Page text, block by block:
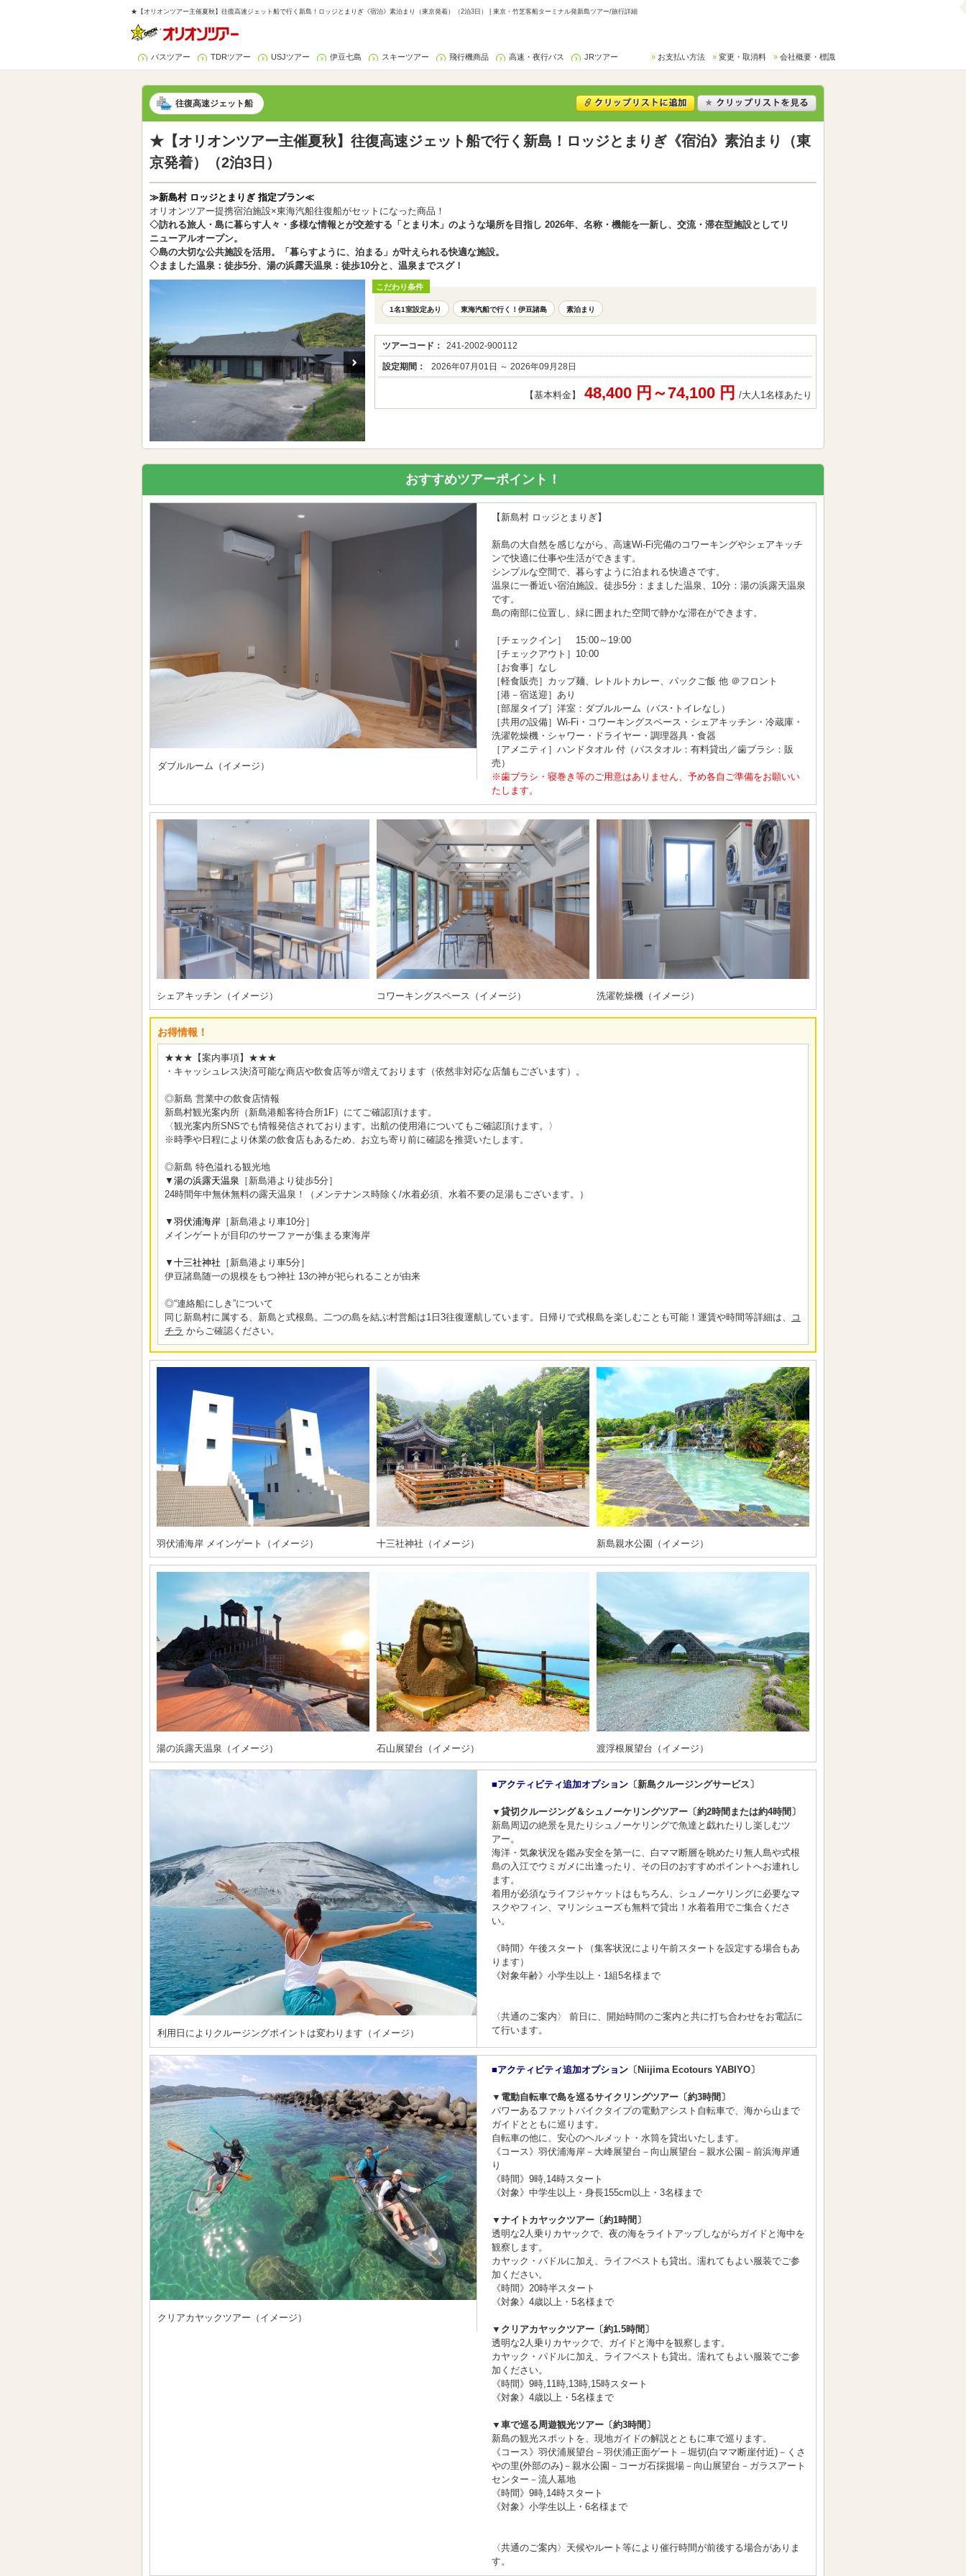
★【オリオンツアー主催夏秋】往復高速ジェット船で行く新島！ロッジとまりぎ《宿泊》素泊まり（東京発着）（2泊3日） | 東京・竹芝客船ターミナル発新島ツアー/旅行詳細
バスツアー TDRツアー USJツアー 伊豆七島 スキーツアー 飛行機商品 高速・夜行バス JRツアー お支払い方法 変更・取消料 会社概要・標識
往復高速ジェット船
★【オリオンツアー主催夏秋】往復高速ジェット船で行く新島！ロッジとまりぎ《宿泊》素泊まり（東
京発着）（2泊3日）
≫新島村 ロッジとまりぎ 指定プラン≪
オリオンツアー提携宿泊施設×東海汽船往復船がセットになった商品！
◇訪れる旅人・島に暮らす人々・多様な情報とが交差する「とまり木」のような場所を目指し 2026年、名称・機能を一新し、交流・滞在型施設としてリ
ニューアルオープン。
◇島の大切な公共施設を活用。「暮らすように、泊まる」が叶えられる快適な施設。
◇まました温泉：徒歩5分、湯の浜露天温泉：徒歩10分と、温泉までスグ！
こだわり条件
1名1室設定あり 東海汽船で行く！伊豆諸島 素泊まり
ツアーコード： 241-2002-900112
設定期間： 2026年07月01日 ～ 2026年09月28日
【基本料金】 48,400 円～74,100 円 /大人1名様あたり
おすすめツアーポイント！
ダブルルーム（イメージ）
【新島村 ロッジとまりぎ】
新島の大自然を感じながら、高速Wi-Fi完備のコワーキングやシェアキッチ
ンで快適に仕事や生活ができます。
シンプルな空間で、暮らすように泊まれる快適さです。
温泉に一番近い宿泊施設。徒歩5分：まました温泉、10分：湯の浜露天温泉
です。
島の南部に位置し、緑に囲まれた空間で静かな滞在ができます。
［チェックイン］ 15:00～19:00
［チェックアウト］10:00
［お食事］なし
［軽食販売］カップ麺、レトルトカレー、パックご飯 他 ＠フロント
［港－宿送迎］あり
［部屋タイプ］洋室：ダブルルーム（バス･トイレなし）
［共用の設備］Wi-Fi・コワーキングスペース・シェアキッチン・冷蔵庫・
洗濯乾燥機・シャワー・ドライヤー・調理器具・食器
［アメニティ］ハンドタオル 付（バスタオル：有料貸出／歯ブラシ：販
売）
※歯ブラシ・寝巻き等のご用意はありません、予め各自ご準備をお願いい
たします。
シェアキッチン（イメージ） コワーキングスペース（イメージ） 洗濯乾燥機（イメージ）
お得情報！
★★★【案内事項】★★★
・キャッシュレス決済可能な商店や飲食店等が増えております（依然非対応な店舗もございます）。
◎新島 営業中の飲食店情報
新島村観光案内所（新島港船客待合所1F）にてご確認頂けます。
〈観光案内所SNSでも情報発信されております。出航の使用港についてもご確認頂けます。〉
※時季や日程により休業の飲食店もあるため、お立ち寄り前に確認を推奨いたします。
◎新島 特色溢れる観光地
▼ 湯の浜露天温泉 ［新島港より徒歩5分］
24時間年中無休無料の露天温泉！（メンテナンス時除く/水着必須、水着不要の足湯もございます。）
▼ 羽伏浦海岸 ［新島港より車10分］
メインゲートが目印のサーファーが集まる東海岸
▼ 十三社神社 ［新島港より車5分］
伊豆諸島随一の規模をもつ神社 13の神が祀られることが由来
◎“連絡船にしき”について
同じ新島村に属する、新島と式根島。二つの島を結ぶ村営船は1日3往復運航しています。日帰りで式根島を楽しむことも可能！運賃や時間等詳細は、
コ
チラ からご確認ください。
羽伏浦海岸 メインゲート（イメージ） 十三社神社（イメージ） 新島親水公園（イメージ）
湯の浜露天温泉（イメージ） 石山展望台（イメージ） 渡浮根展望台（イメージ）
利用日によりクルージングポイントは変わります（イメージ）
■アクティビティ追加オプション 〔新島クルージングサービス〕
▼貸切クルージング＆シュノーケリングツアー〔約2時間または約4時間〕
新島周辺の絶景を見たりシュノーケリングで魚達と戯れたりし楽しむツ
アー。
海洋・気象状況を鑑み安全を第一に、白ママ断層を眺めたり無人島や式根
島の入江でウミガメに出逢ったり、その日のおすすめポイントへお連れし
ます。
着用が必須なライフジャケットはもちろん、シュノーケリングに必要なマ
スクやフィン、マリンシューズも無料で貸出！水着着用でご集合くださ
い。
《時間》午後スタート（集客状況により午前スタートを設定する場合もあ
ります）
《対象年齢》小学生以上・1組5名様まで
〈共通のご案内〉 前日に、開始時間のご案内と共に打ち合わせをお電話に
て行います。
クリアカヤックツアー（イメージ）
■アクティビティ追加オプション 〔Niijima Ecotours YABIYO〕
▼電動自転車で島を巡るサイクリングツアー〔約3時間〕
パワーあるファットバイクタイプの電動アシスト自転車で、海から山まで
ガイドとともに巡ります。
自転車の他に、安心のヘルメット・水筒を貸出いたします。
《コース》羽伏浦海岸－大峰展望台－向山展望台－親水公園－前浜海岸通
り
《時間》9時,14時スタート
《対象》中学生以上・身長155cm以上・3名様まで
▼ナイトカヤックツアー〔約1時間〕
透明な2人乗りカヤックで、夜の海をライトアップしながらガイドと海中を
観察します。
カヤック・パドルに加え、ライフベストも貸出。濡れてもよい服装でご参
加ください。
《時間》20時半スタート
《対象》4歳以上・5名様まで
▼クリアカヤックツアー〔約1.5時間〕
透明な2人乗りカヤックで、ガイドと海中を観察します。
カヤック・パドルに加え、ライフベストも貸出。濡れてもよい服装でご参
加ください。
《時間》9時,11時,13時,15時スタート
《対象》4歳以上・5名様まで
▼車で巡る周遊観光ツアー〔約3時間〕
新島の観光スポットを、現地ガイドの解説とともに車で巡ります。
《コース》羽伏浦展望台－羽伏浦正面ゲート－堀切(白ママ断崖付近)－くさ
やの里(外部のみ)－親水公園－コーガ石採掘場－向山展望台－ガラスアート
センター－流人墓地
《時間》9時,14時スタート
《対象》小学生以上・6名様まで
〈共通のご案内〉天候やルート等により催行時間が前後する場合がありま
す。